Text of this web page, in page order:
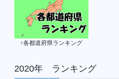
↑各都道府県ランキング
2020年 ランキング